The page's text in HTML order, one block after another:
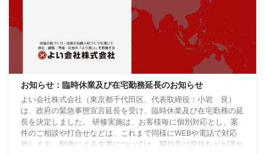
お知らせ：臨時休業及び在宅勤務延長のお知らせ
よい会社株式会社（東京都千代田区、代表取締役：小岩 良）
は、政府の緊急事態宣言延長を受け、臨時休業及び在宅勤務の延
長を決定しました。 研修実施は、お客様毎に個別対応とし、案
件のご相談や打合せなどは、これまで同様にWEBや電話で対応
致します。郵便による文書については、開封及び返信などが遅れ